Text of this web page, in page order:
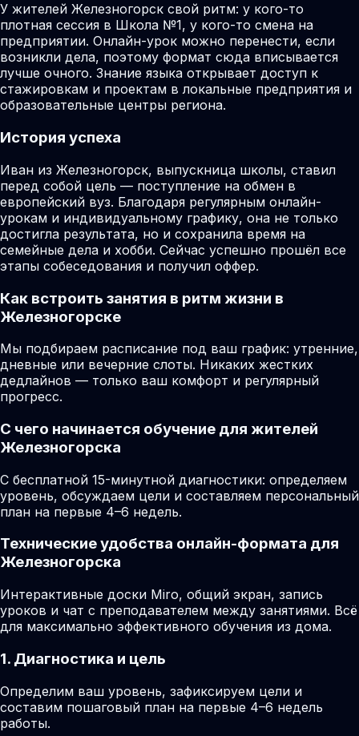
У жителей Железногорск свой ритм: у кого-то
плотная сессия в Школа №1, у кого-то смена на
предприятии. Онлайн-урок можно перенести, если
возникли дела, поэтому формат сюда вписывается
лучше очного. Знание языка открывает доступ к
стажировкам и проектам в локальные предприятия и
образовательные центры региона.
История успеха
Иван из Железногорск, выпускница школы, ставил
перед собой цель — поступление на обмен в
европейский вуз. Благодаря регулярным онлайн-
урокам и индивидуальному графику, она не только
достигла результата, но и сохранила время на
семейные дела и хобби. Сейчас успешно прошёл все
этапы собеседования и получил оффер.
Как встроить занятия в ритм жизни в
Железногорске
Мы подбираем расписание под ваш график: утренние,
дневные или вечерние слоты. Никаких жестких
дедлайнов — только ваш комфорт и регулярный
прогресс.
С чего начинается обучение для жителей
Железногорска
С бесплатной 15-минутной диагностики: определяем
уровень, обсуждаем цели и составляем персональный
план на первые 4–6 недель.
Технические удобства онлайн-формата для
Железногорска
Интерактивные доски Miro, общий экран, запись
уроков и чат с преподавателем между занятиями. Всё
для максимально эффективного обучения из дома.
1. Диагностика и цель
Определим ваш уровень, зафиксируем цели и
составим пошаговый план на первые 4–6 недель
работы.